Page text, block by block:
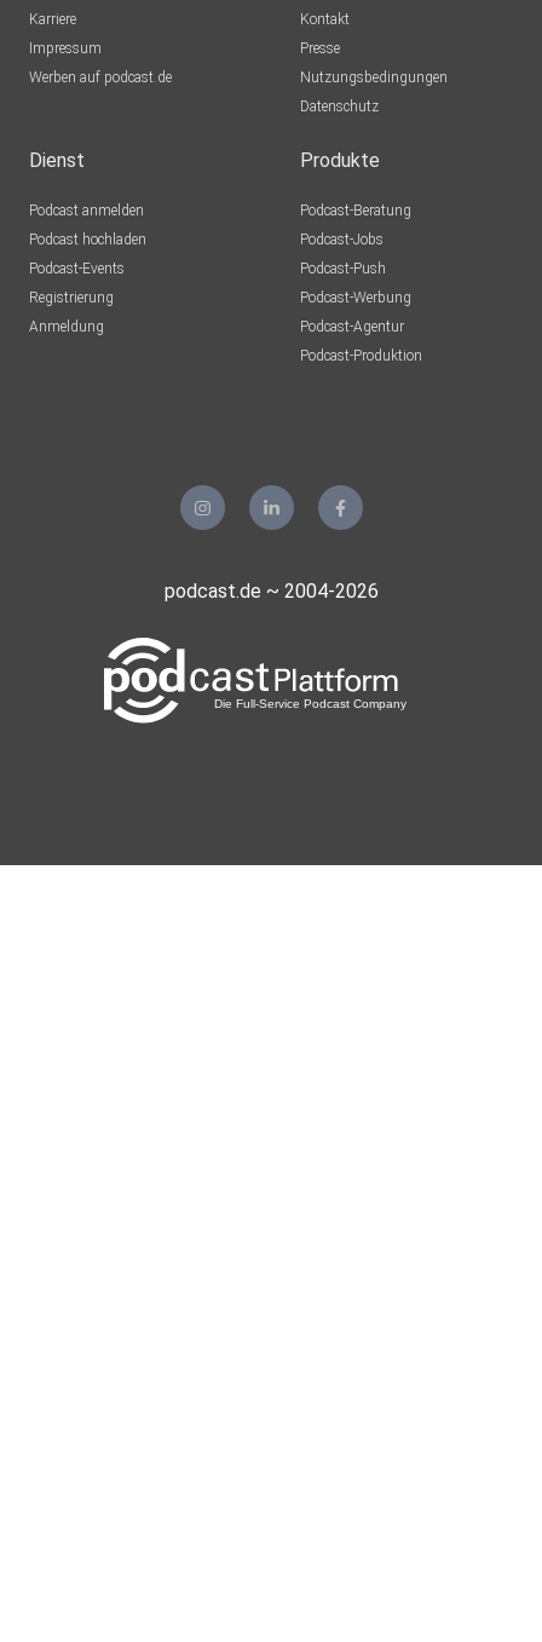
Karriere
Impressum
Werben auf podcast.de
Kontakt
Presse
Nutzungsbedingungen
Datenschutz
Dienst
Podcast anmelden
Podcast hochladen
Podcast-Events
Registrierung
Anmeldung
Produkte
Podcast-Beratung
Podcast-Jobs
Podcast-Push
Podcast-Werbung
Podcast-Agentur
Podcast-Produktion
podcast.de ~ 2004-2026